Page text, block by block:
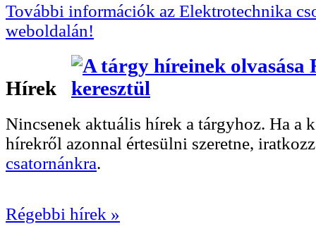
További információk az Elektrotechnika
weboldalán!
Hírek
Nincsenek aktuális hírek a tárgyhoz. Ha a
hírekről azonnal értesülni szeretne,
csatornánkra.
Régebbi hírek »